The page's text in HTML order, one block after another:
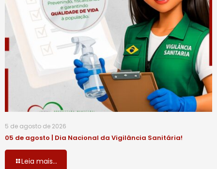
5 de agosto de 2026
05 de agosto | Dia Nacional da Vigilância Sanitária!
Leia mais...